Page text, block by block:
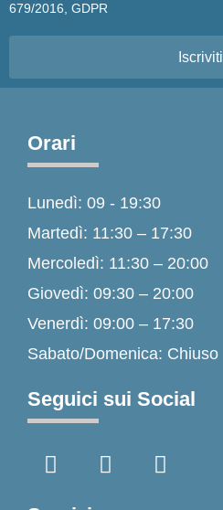
679/2016, GDPR
Iscriviti
Orari
Lunedì: 09 - 19:30
Martedì: 11:30 – 17:30
Mercoledì: 11:30 – 20:00
Giovedì: 09:30 – 20:00
Venerdì: 09:00 – 17:30
Sabato/Domenica: Chiuso
Seguici sui Social
a
n
i